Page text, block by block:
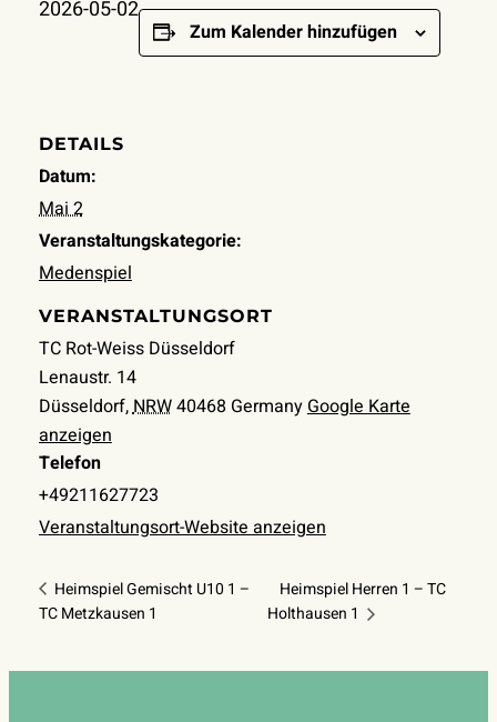
2026-05-02
Zum Kalender hinzufügen
DETAILS
Datum:
Mai 2
Veranstaltungskategorie:
Medenspiel
VERANSTALTUNGSORT
TC Rot-Weiss Düsseldorf
Lenaustr. 14
Düsseldorf,NRW40468 GermanyGoogle Karte
anzeigen
Telefon
+49211627723
Veranstaltungsort-Website anzeigen
Heimspiel Gemischt U10 1 –
TC Metzkausen 1
Heimspiel Herren 1 – TC
Holthausen 1